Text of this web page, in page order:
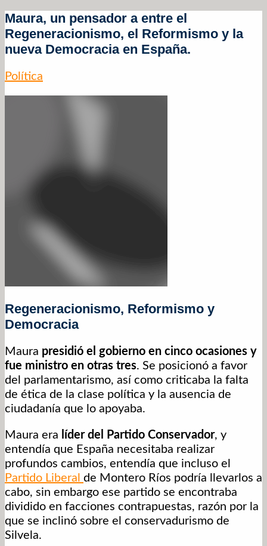
Maura, un pensador a entre el
Regeneracionismo, el Reformismo y la
nueva Democracia en España.
Política
Regeneracionismo, Reformismo y
Democracia
Maura presidió el gobierno en cinco ocasiones y
fue ministro en otras tres. Se posicionó a favor
del parlamentarismo, así como criticaba la falta
de ética de la clase política y la ausencia de
ciudadanía que lo apoyaba.
Maura era líder del Partido Conservador, y
entendía que España necesitaba realizar
profundos cambios, entendía que incluso el
Partido Liberal de Montero Ríos podría llevarlos a
cabo, sin embargo ese partido se encontraba
dividido en facciones contrapuestas, razón por la
que se inclinó sobre el conservadurismo de
Silvela.